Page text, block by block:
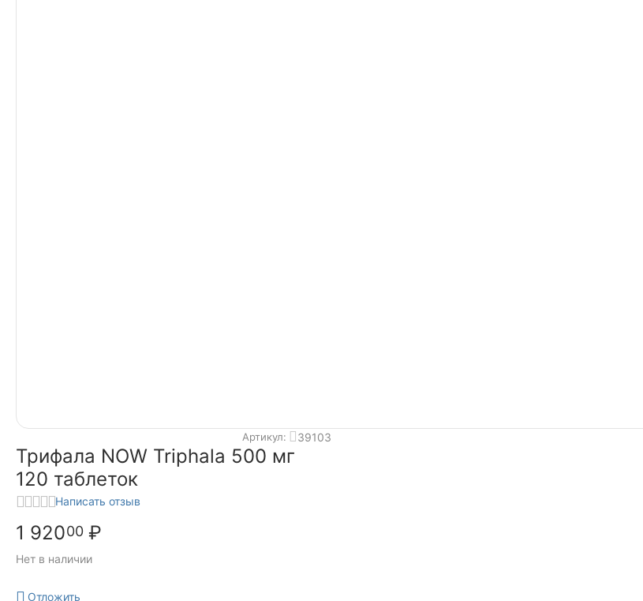
Артикул: 39103
Трифала NOW Triphala 500 мг
120 таблеток
Написать отзыв
1 92000 ₽
Нет в наличии
Отложить